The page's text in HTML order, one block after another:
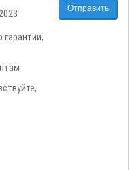
Отправить